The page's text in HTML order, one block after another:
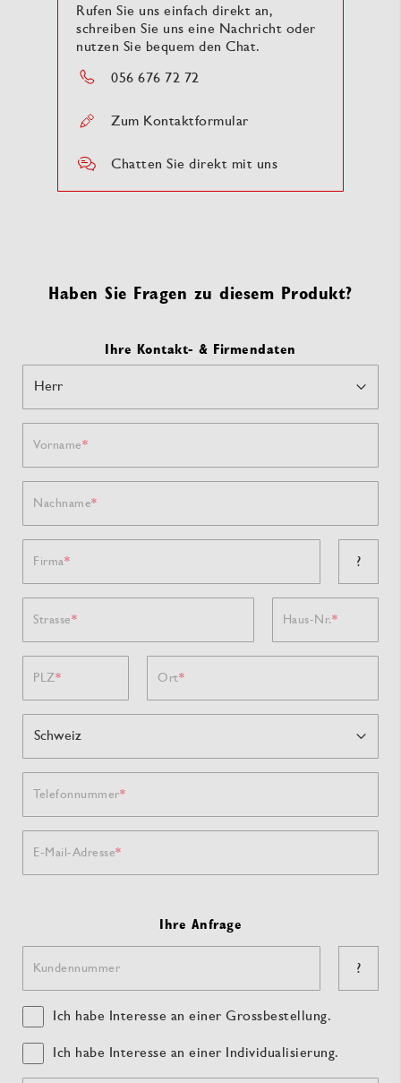
Rufen Sie uns einfach direkt an,
schreiben Sie uns eine Nachricht oder
nutzen Sie bequem den Chat.
056 676 72 72
Zum Kontaktformular
Chatten Sie direkt mit uns
Haben Sie Fragen zu diesem Produkt?
Ihre Kontakt- & Firmendaten
Vorname
Nachname
Firma ?
Strasse Haus-Nr.
PLZ Ort
Telefonnummer
E-Mail-Adresse
Ihre Anfrage
Kundennummer ?
Ich habe Interesse an einer Grossbestellung.
Ich habe Interesse an einer Individualisierung.